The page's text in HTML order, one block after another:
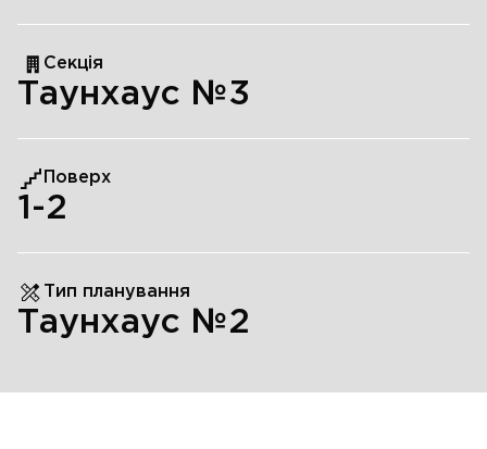
Секція
Таунхаус №3
Поверх
1 -2
Тип планування
Таунхаус №2